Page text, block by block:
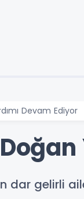
Devam Ediyor
dar gelirli